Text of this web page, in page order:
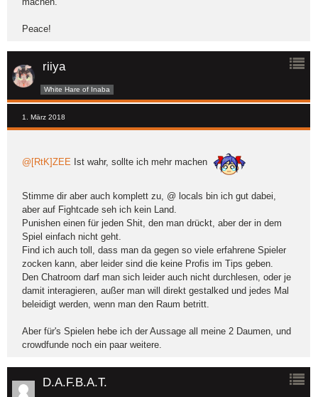
Peace!
riiya
White Hare of Inaba
1. März 2018
@[RtK]ZEE Ist wahr, sollte ich mehr machen
Stimme dir aber auch komplett zu, @ locals bin ich gut dabei,
aber auf Fightcade seh ich kein Land.
Punishen einen für jeden Shit, den man drückt, aber der in dem
Spiel einfach nicht geht.
Find ich auch toll, dass man da gegen so viele erfahrene Spieler
zocken kann, aber leider sind die keine Profis im Tips geben.
Den Chatroom darf man sich leider auch nicht durchlesen, oder je
damit interagieren, außer man will direkt gestalked und jedes Mal
beleidigt werden, wenn man den Raum betritt.
Aber für's Spielen hebe ich der Aussage all meine 2 Daumen, und
crowdfunde noch ein paar weitere.
D.A.F.B.A.T.